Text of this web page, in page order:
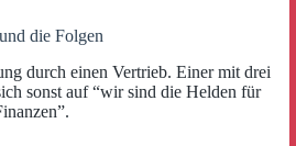
die Folgen
durch einen Vertrieb. Einer mit drei
sonst auf “wir sind die Helden für